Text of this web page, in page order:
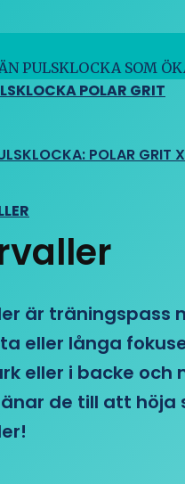
PULSKLOCKA SOM
POLAR GRIT
är träningspass
eller långa
eller i backe
de till att höja